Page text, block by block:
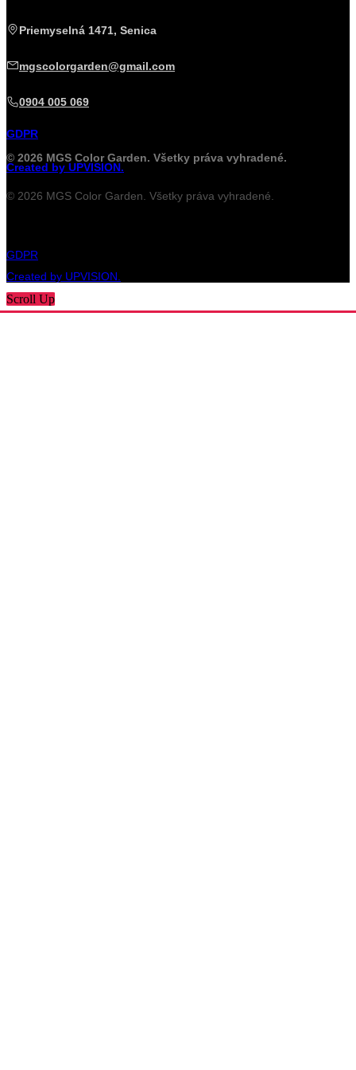
Priemyselná 1471, Senica
mgscolorgarden@gmail.com
0904 005 069
GDPR
© 2026 MGS Color Garden. Všetky práva vyhradené.
Created by UPVISION.
© 2026 MGS Color Garden. Všetky práva vyhradené.
GDPR
Created by UPVISION.
Scroll Up